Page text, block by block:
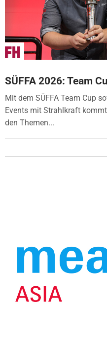
SÜFFA 2026: Team
Mit dem SÜFFA Team Cup
Events mit Strahlkraft
den Themen...